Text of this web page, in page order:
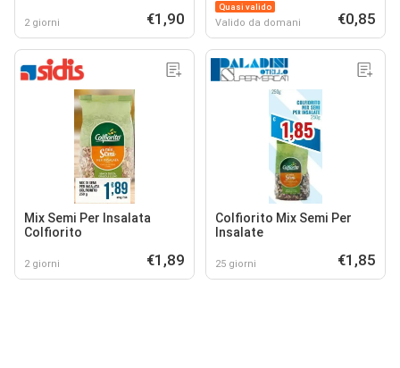
2 giorni €1,90
Quasi valido
Valido da domani €0,85
Mix Semi Per Insalata
Colfiorito
2 giorni €1,89
Colfiorito Mix Semi Per
Insalate
25 giorni €1,85